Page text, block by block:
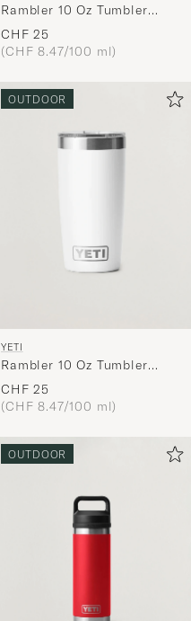
Rambler 10 Oz Tumbler
Rescure Red
CHF 25
(CHF 8.47/100 ml)
OUTDOOR
YETI
Rambler 10 Oz Tumbler
White
CHF 25
(CHF 8.47/100 ml)
OUTDOOR